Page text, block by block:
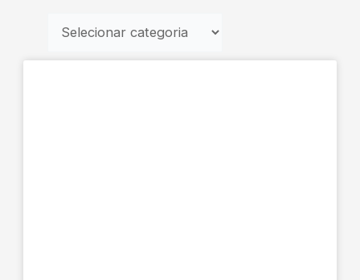
Categorias